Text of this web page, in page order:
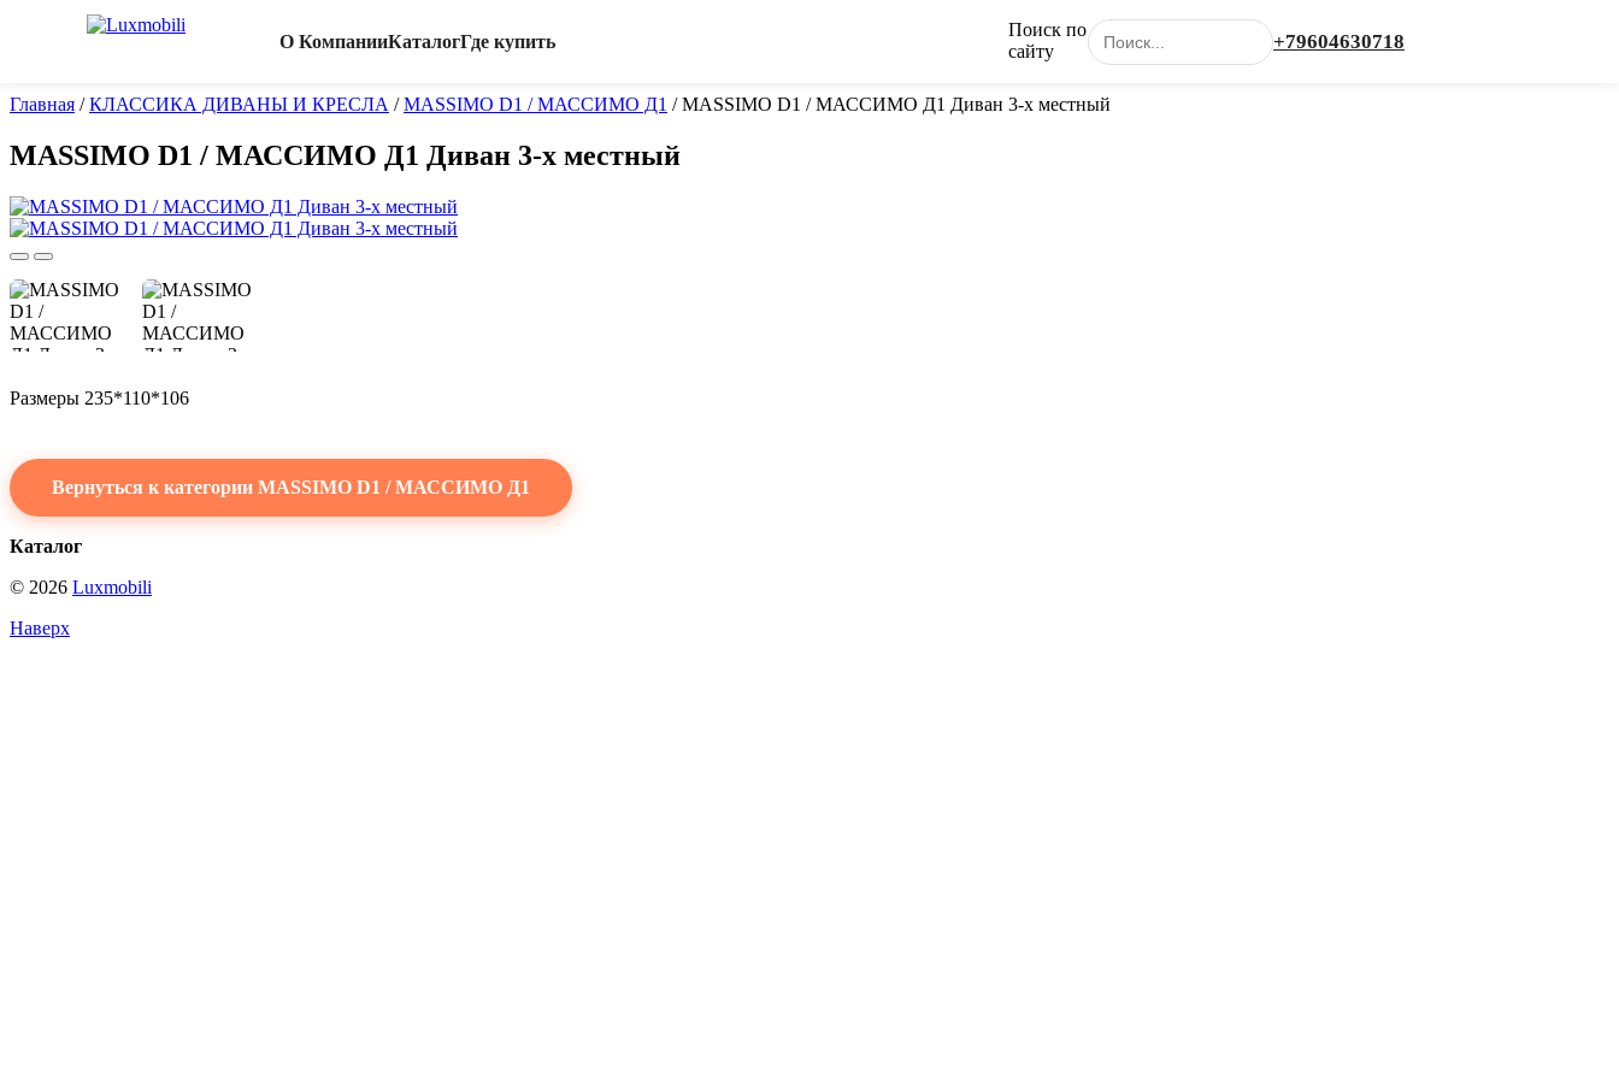
О КомпанииКаталогГде купить
Поиск по
сайту
+79604630718
Главная /КЛАССИКА ДИВАНЫ И КРЕСЛА /MASSIMO D1 / МАССИМО Д1 /MASSIMO D1 / МАССИМО Д1 Диван 3-х местный
MASSIMO D1 / МАССИМО Д1 Диван 3-х местный
Размеры 235*110*106
Вернуться к категории MASSIMO D1 / МАССИМО Д1
Каталог
© 2026 Luxmobili
Наверх